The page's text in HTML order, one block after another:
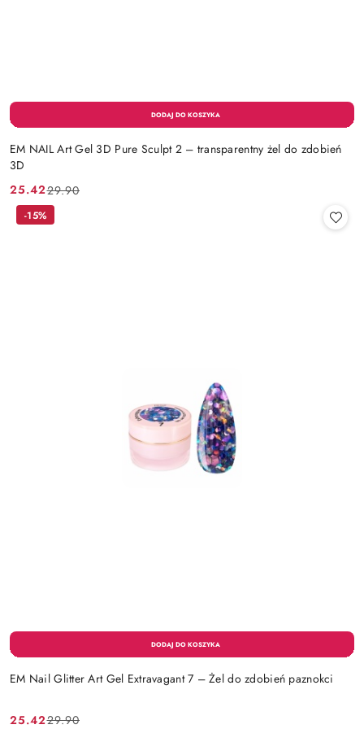
EM NAIL Art Gel 3D Pure Sculpt 2 – transparentny żel do zdobień
3D
Cena
promocyjna:
25.42
Cena
przed
29.90
EM Nail Glitter Art Gel Extravagant 7 – Żel do zdobień paznokci
25.4229.90
-15%